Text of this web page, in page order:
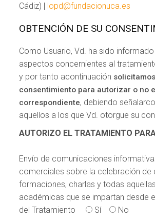
Cádiz) | lopd@fundacionuca.es
OBTENCIÓN DE SU
Como Usuario, Vd. ha sido
aspectos concernientes al
y por tanto acontinuación
consentimiento para autorizar o no
correspondiente, debiendo
aquellos a los que Vd. otorgue su
AUTORIZO EL TRATAMIENTO
Envío de comunicaciones
comerciales sobre la celebración de
formaciones, charlas y todas
académicas que se impartan desde
del Tratamiento
Sí
No